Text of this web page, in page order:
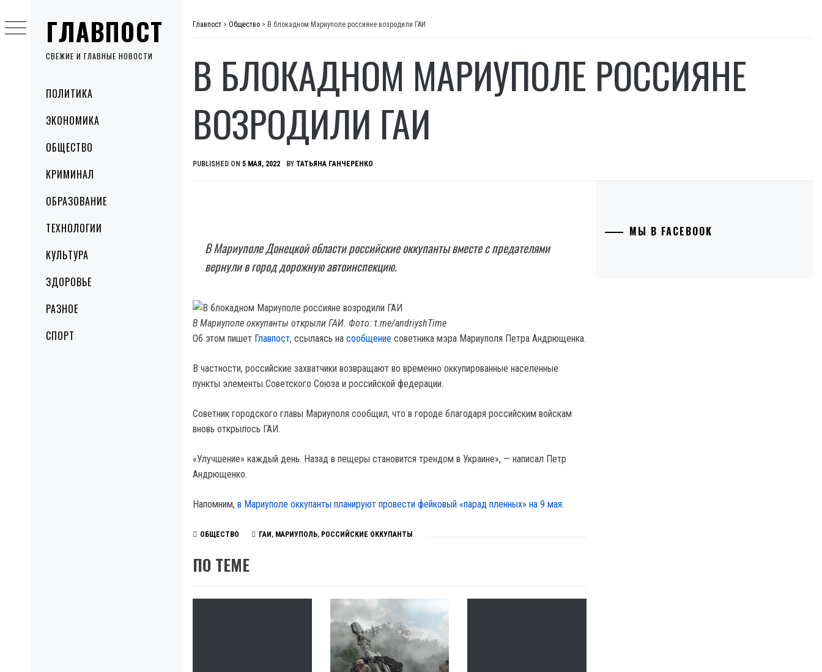
ГЛАВПОСТ
СВЕЖИЕ И ГЛАВНЫЕ НОВОСТИ
MenuПОЛИТИКА
ЭКОНОМИКА
ОБЩЕСТВО
КРИМИНАЛ
ОБРАЗОВАНИЕ
ТЕХНОЛОГИИ
КУЛЬТУРА
ЗДОРОВЬЕ
РАЗНОЕ
СПОРТ
to
content
Главпост > Общество > В блокадном Мариуполе россияне возродили ГАИ
В БЛОКАДНОМ МАРИУПОЛЕ РОССИЯНЕ
ВОЗРОДИЛИ ГАИ
PUBLISHED ON 5 МАЯ, 2022 BY ТАТЬЯНА ГАНЧЕРЕНКО
В Мариуполе Донецкой области российские оккупанты вместе с предателями
вернули в город дорожную автоинспекцию.
В Мариуполе оккупанты открыли ГАИ. Фото: t.me/andriyshTime
Об этом пишет Главпост, ссылаясь на сообщение советника мэра Мариуполя Петра Андрющенка.
В частности, российские захватчики возвращают во временно оккупированные населенные
пункты элементы Советского Союза и российской федерации.
Советник городского главы Мариуполя сообщил, что в городе благодаря российским войскам
вновь открылось ГАИ.
«Улучшение» каждый день. Назад в пещеры становится трендом в Украине», — написал Петр
Андрющенко.
Напомним, в Мариуполе оккупанты планируют провести фейковый «парад пленных» на 9 мая.
ОБЩЕСТВО ГАИ , МАРИУПОЛЬ, РОССИЙСКИЕ ОККУПАНТЫ
ПО ТЕМЕ
МЫ В FACEBOOK